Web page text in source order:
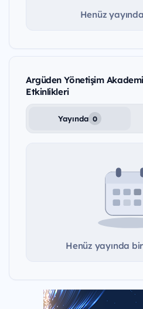
Henüz
Argüden Yönetişim
Etkinlikleri
Yayında 0
Henüz yayında